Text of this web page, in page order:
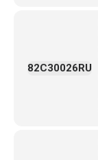
82C30026RU